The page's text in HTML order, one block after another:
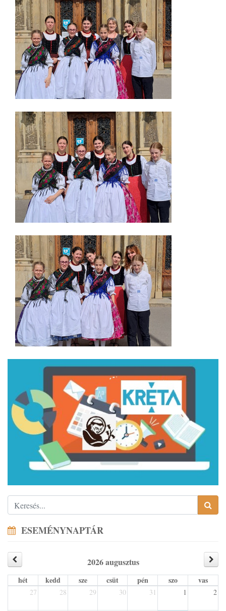
ESEMÉNYNAPTÁR
2026 augusztus
hét kedd sze csüt pén szo vas
27 28 29 30 31 1 2